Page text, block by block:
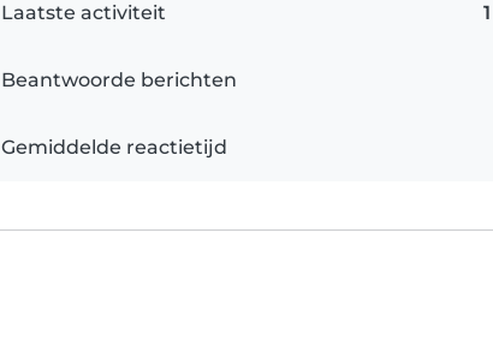
Laatste activiteit
Beantwoorde berichten
Gemiddelde reactietijd